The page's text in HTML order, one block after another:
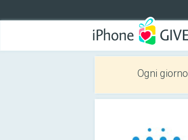
Ogni giorno